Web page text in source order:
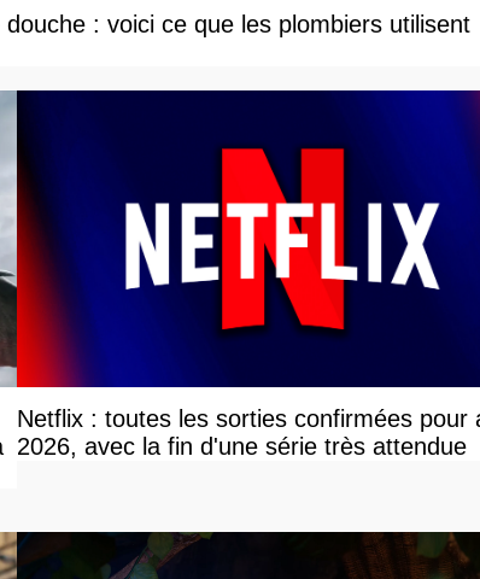
: voici ce que les plombiers utilisent
Netflix : toutes les sorties confirmées pour
2026, avec la fin d'une série très attendue